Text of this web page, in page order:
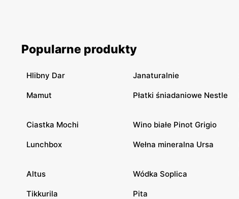
Popularne produkty
Hlibny Dar Janaturalnie
Mamut Płatki śniadaniowe Nestle
Ciastka Mochi Wino białe Pinot Grigio
Lunchbox Wełna mineralna Ursa
Altus Wódka Soplica
Tikkurila Pita